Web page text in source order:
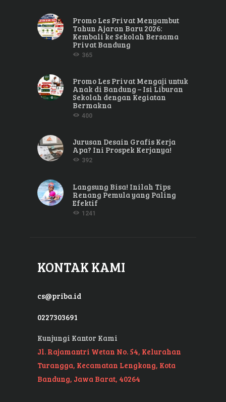
Promo Les Privat Menyambut
Tahun Ajaran Baru 2026:
Kembali ke Sekolah Bersama
Privat Bandung
365
Promo Les Privat Mengaji untuk
Anak di Bandung – Isi Liburan
Sekolah dengan Kegiatan
Bermakna
400
Jurusan Desain Grafis Kerja
Apa? Ini Prospek Kerjanya!
392
Langsung Bisa! Inilah Tips
Renang Pemula yang Paling
Efektif
1241
KONTAK KAMI
cs@priba.id
0227303691
Kunjungi Kantor Kami
Jl. Rajamantri Wetan No. 54, Kelurahan
Turangga, Kecamatan Lengkong, Kota
Bandung, Jawa Barat, 40264